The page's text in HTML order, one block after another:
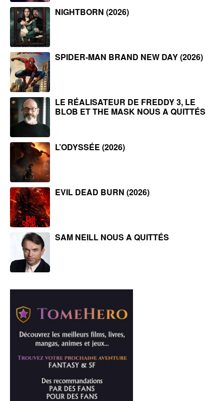
NIGHTBORN (2026)
SPIDER-MAN BRAND NEW DAY (2026)
LE RÉALISATEUR DE FREDDY 3, LE
BLOB ET THE MASK NOUS A QUITTÉS
L’ODYSSÉE (2026)
EVIL DEAD BURN (2026)
SAM NEILL NOUS A QUITTÉS